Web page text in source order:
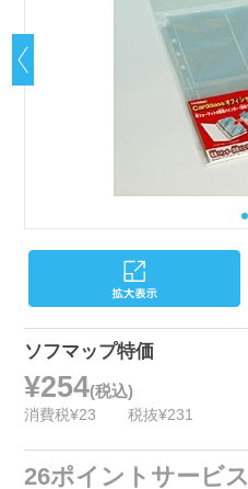
ソフマップ特価
¥254(税込)
消費税¥23 税抜¥231
26ポイントサービス